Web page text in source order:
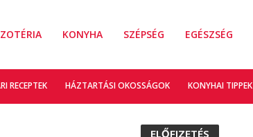
KONYHA SZÉPSÉG EGÉSZSÉG
RECEPTEK HÁZTARTÁSI OKOSSÁGOK KONYHAI TIPPEK